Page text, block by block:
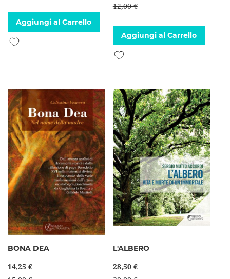
Aggiungi al Carrello
Aggiungi alla lista desideri
12,00 €
Aggiungi al Carrello
Aggiungi alla lista desideri
BONA DEA
14,25 €
L'ALBERO
28,50 €